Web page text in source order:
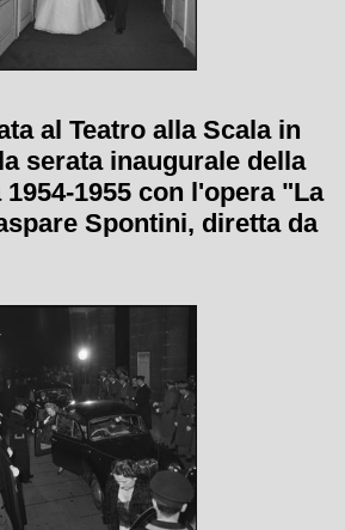
al Teatro alla Scala in
serata inaugurale della
1955 con l'opera "La
Spontini, diretta da